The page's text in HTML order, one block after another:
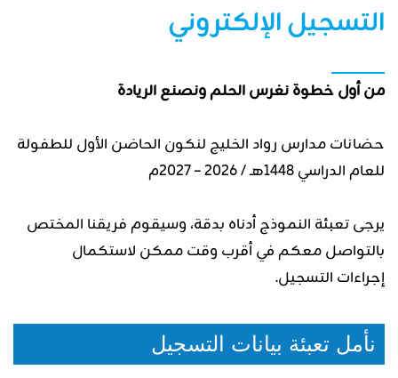
التسجيل الإلكتروني
من أول خطوة نغرس الحلم ونصنع الريادة
حضانات مدارس رواد الخليج لنكون الحاضن الأول للطفولة
للعام الدراسي 1448هـ / 2026 – 2027م
يرجى تعبئة النموذج أدناه بدقة، وسيقوم فريقنا المختص
بالتواصل معكم في أقرب وقت ممكن لاستكمال
إجراءات التسجيل.
نأمل تعبئة بيانات التسجيل